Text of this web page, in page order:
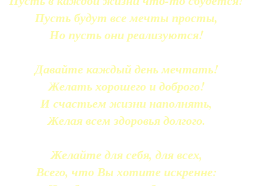
Пусть будут все мечты просты,
Но пусть они реализуются!
Давайте каждый день мечтать!
Желать хорошего и доброго!
И счастьем жизни наполнять,
Желая всем здоровья долгого.
Желайте для себя, для всех,
Всего, что Вы хотите искренне: